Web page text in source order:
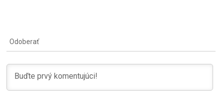
Odoberať